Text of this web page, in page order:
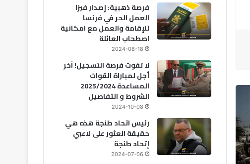
فرصة ذهبية: إصدار فيزا
العمل الحر في فرنسا
للإقامة والعمل مع امكانية
اصطحاب العائلة
2024-08-18
لا تفوت فرصة التسجيل! آخر
أجل لمباراة القوات
المساعدة 2025/2024
الشروط و التفاصيل
2024-10-08
رئيس اتحاد طنجة هذه هي
حقيقة العثور على لاعبي
إتحاد طنجة
2024-07-06